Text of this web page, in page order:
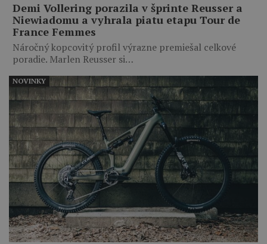
Demi Vollering porazila v šprinte Reusser a
Niewiadomu a vyhrala piatu etapu Tour de
France Femmes
Náročný kopcovitý profil výrazne premiešal celkové
poradie. Marlen Reusser si…
NOVINKY